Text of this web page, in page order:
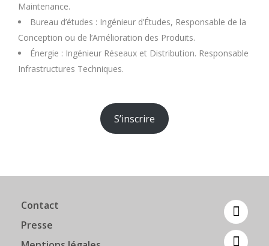
Maintenance.
Bureau d’études : Ingénieur d’Études, Responsable de la
Conception ou de l’Amélioration des Produits.
Énergie : Ingénieur Réseaux et Distribution. Responsable
Infrastructures Techniques.
S’inscrire
Contact
Presse